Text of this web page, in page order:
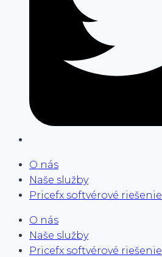
O nás
Naše služby
Pricefx softvérové riešenie
O nás
Naše služby
Pricefx softvérové riešenie